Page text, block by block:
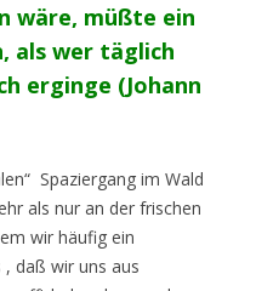
wäre, müßte ein
als wer täglich
erginge (Johann
Spaziergang im Wald
als nur an der frischen
wir häufig ein
daß wir uns aus